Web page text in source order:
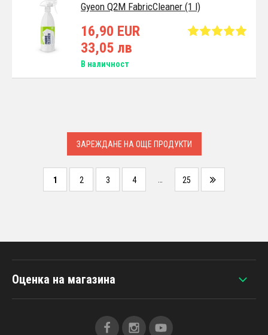
Gyeon Q2M FabricCleaner (1 l)
16,90 EUR
33,05 лв
В наличност
ЗАРЕЖДАНЕ НА ОЩЕ ПРОДУКТИ
1 2 3 4 … 25
Оценка на магазина